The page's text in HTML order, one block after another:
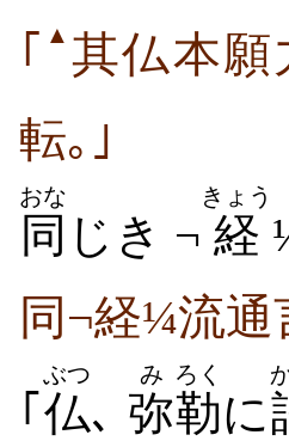
｢ ▲ 其仏本願
転｡｣
同
おな
じき ¬ 経
きょう
同¬経¼流通
｢ 仏
ぶつ
､ 弥
み
勒
ろく
に